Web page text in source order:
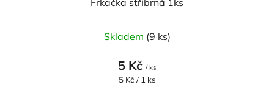
Frkačka stříbrná 1ks
Skladem (9 ks)
5 Kč / ks
Měrná
5 Kč / 1 ks